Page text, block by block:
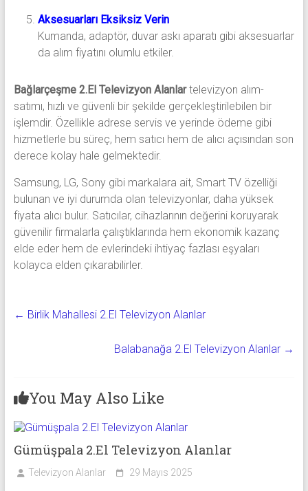
Aksesuarları Eksiksiz Verin
Kumanda, adaptör, duvar askı aparatı gibi aksesuarlar
da alım fiyatını olumlu etkiler.
Bağlarçeşme 2.El Televizyon Alanlartelevizyon alım-
satımı, hızlı ve güvenli bir şekilde gerçekleştirilebilen bir
işlemdir. Özellikle adrese servis ve yerinde ödeme gibi
hizmetlerle bu süreç, hem satıcı hem de alıcı açısından son
derece kolay hale gelmektedir.
Samsung, LG, Sony gibi markalara ait, Smart TV özelliği
bulunan ve iyi durumda olan televizyonlar, daha yüksek
fiyata alıcı bulur. Satıcılar, cihazlarının değerini koruyarak
güvenilir firmalarla çalıştıklarında hem ekonomik kazanç
elde eder hem de evlerindeki ihtiyaç fazlası eşyaları
kolayca elden çıkarabilirler.
← Birlik Mahallesi 2.El Televizyon Alanlar
Balabanağa 2.El Televizyon Alanlar →
You May Also Like
Gümüşpala 2.El Televizyon Alanlar
Televizyon Alanlar 29 Mayıs 2025